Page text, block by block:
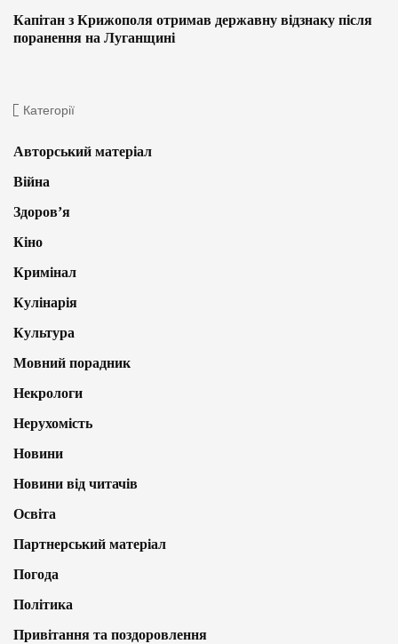
Капітан з Крижополя отримав державну відзнаку після
поранення на Луганщині
Категорії
Авторський матеріал
Війна
Здоров’я
Кіно
Кримінал
Кулінарія
Культура
Мовний порадник
Некрологи
Нерухомість
Новини
Новини від читачів
Освіта
Партнерський матеріал
Погода
Політика
Привітання та поздоровлення